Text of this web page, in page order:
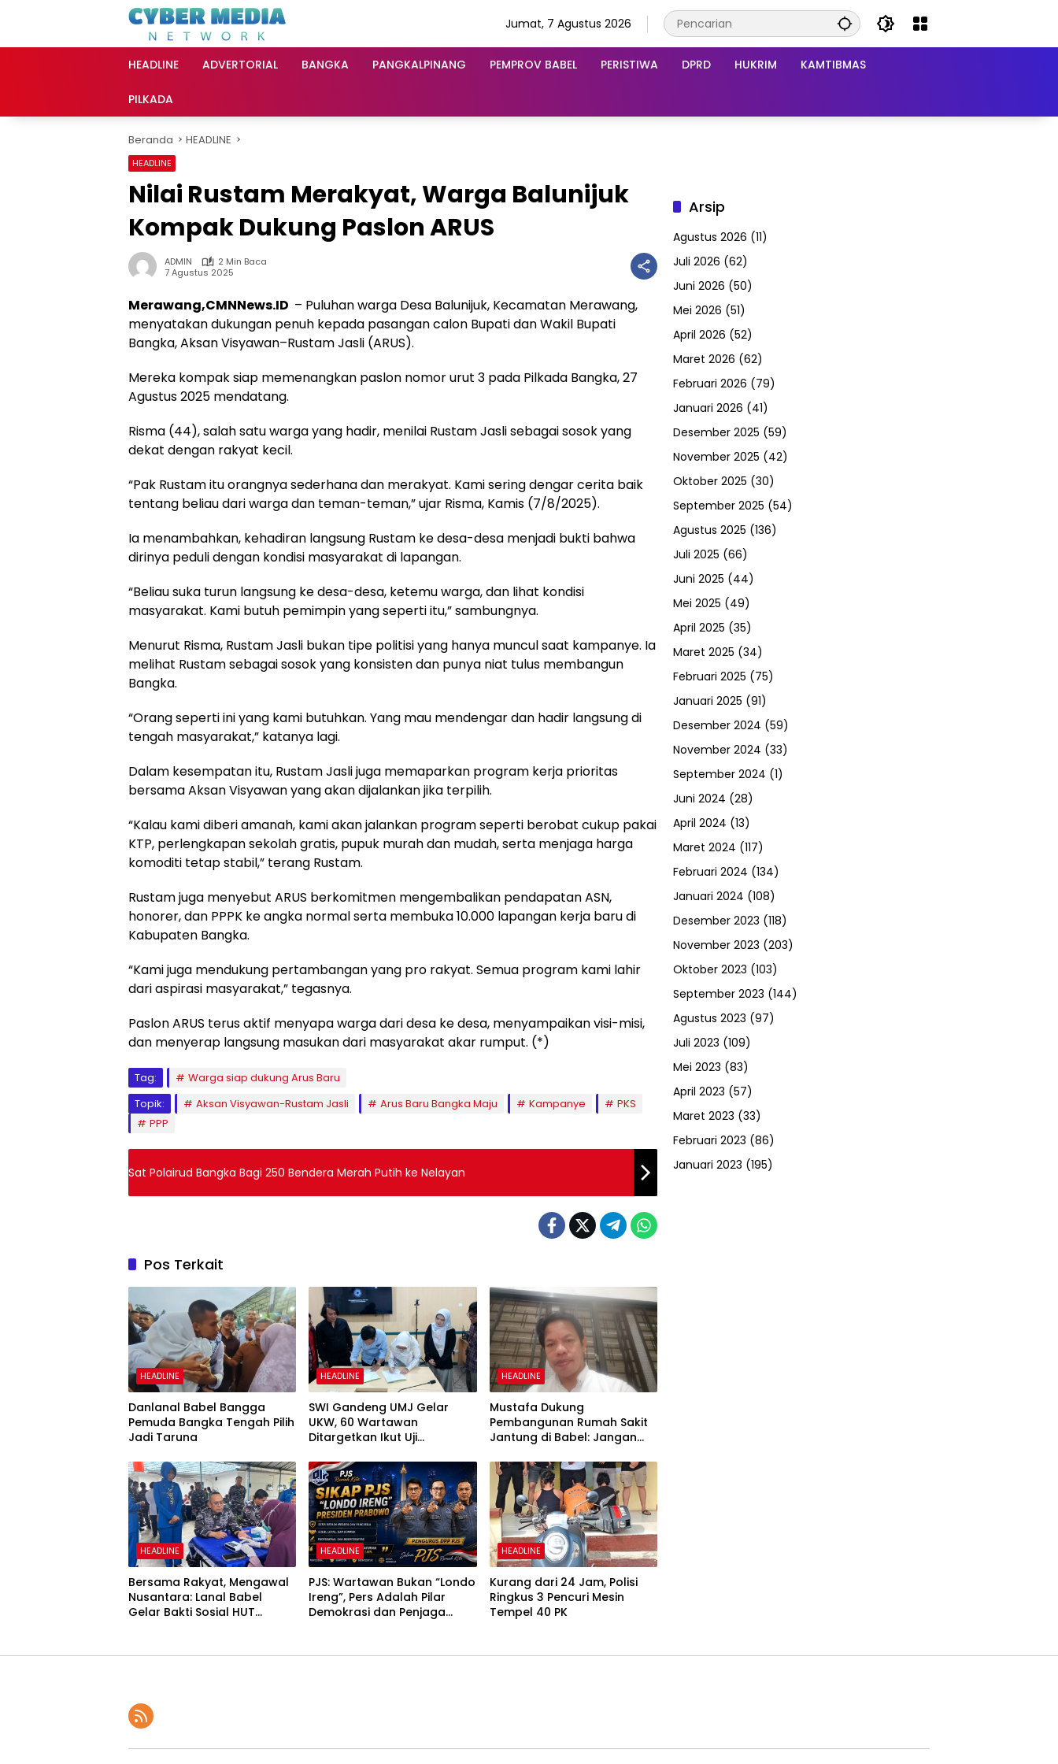
Jumat, 7 Agustus 2026
HEADLINE ADVERTORIAL BANGKA PANGKALPINANG PEMPROV BABEL PERISTIWA DPRD HUKRIM KAMTIBMAS
PILKADA
Beranda HEADLINE
HEADLINE
Nilai Rustam Merakyat, Warga Balunijuk
Kompak Dukung Paslon ARUS
ADMIN
2 Min Baca
7 Agustus 2025
Merawang,CMNNews.ID – Puluhan warga Desa Balunijuk, Kecamatan Merawang,
menyatakan dukungan penuh kepada pasangan calon Bupati dan Wakil Bupati
Bangka, Aksan Visyawan–Rustam Jasli (ARUS).
Mereka kompak siap memenangkan paslon nomor urut 3 pada Pilkada Bangka, 27
Agustus 2025 mendatang.
Risma (44), salah satu warga yang hadir, menilai Rustam Jasli sebagai sosok yang
dekat dengan rakyat kecil.
“Pak Rustam itu orangnya sederhana dan merakyat. Kami sering dengar cerita baik
tentang beliau dari warga dan teman-teman,” ujar Risma, Kamis (7/8/2025).
Ia menambahkan, kehadiran langsung Rustam ke desa-desa menjadi bukti bahwa
dirinya peduli dengan kondisi masyarakat di lapangan.
“Beliau suka turun langsung ke desa-desa, ketemu warga, dan lihat kondisi
masyarakat. Kami butuh pemimpin yang seperti itu,” sambungnya.
Menurut Risma, Rustam Jasli bukan tipe politisi yang hanya muncul saat kampanye. Ia
melihat Rustam sebagai sosok yang konsisten dan punya niat tulus membangun
Bangka.
“Orang seperti ini yang kami butuhkan. Yang mau mendengar dan hadir langsung di
tengah masyarakat,” katanya lagi.
Dalam kesempatan itu, Rustam Jasli juga memaparkan program kerja prioritas
bersama Aksan Visyawan yang akan dijalankan jika terpilih.
“Kalau kami diberi amanah, kami akan jalankan program seperti berobat cukup pakai
KTP, perlengkapan sekolah gratis, pupuk murah dan mudah, serta menjaga harga
komoditi tetap stabil,” terang Rustam.
Rustam juga menyebut ARUS berkomitmen mengembalikan pendapatan ASN,
honorer, dan PPPK ke angka normal serta membuka 10.000 lapangan kerja baru di
Kabupaten Bangka.
“Kami juga mendukung pertambangan yang pro rakyat. Semua program kami lahir
dari aspirasi masyarakat,” tegasnya.
Paslon ARUS terus aktif menyapa warga dari desa ke desa, menyampaikan visi-misi,
dan menyerap langsung masukan dari masyarakat akar rumput. (*)
Tag:
Warga siap dukung Arus Baru
Topik:
Aksan Visyawan-Rustam Jasli Arus Baru Bangka Maju Kampanye
PKS
PPP
Sat Polairud Bangka Bagi 250 Bendera Merah Putih ke Nelayan
Pos Terkait
HEADLINE
Danlanal Babel Bangga
Pemuda Bangka Tengah Pilih
Jadi Taruna
HEADLINE
SWI Gandeng UMJ Gelar
UKW, 60 Wartawan
Ditargetkan Ikut Uji
HEADLINE
Mustafa Dukung
Pembangunan Rumah Sakit
Jantung di Babel: Jangan
Daerah
HEADLINE
Bersama Rakyat, Mengawal
Nusantara: Lanal Babel
Gelar Bakti Sosial HUT
HEADLINE
PJS: Wartawan Bukan “Londo
Ireng”, Pers Adalah Pilar
Demokrasi dan Penjaga
HEADLINE
Kurang dari 24 Jam, Polisi
Ringkus 3 Pencuri Mesin
Tempel 40 PK
Arsip
Agustus 2026 (11)
Juli 2026 (62)
Juni 2026 (50)
Mei 2026 (51)
April 2026 (52)
Maret 2026 (62)
Februari 2026 (79)
Januari 2026 (41)
Desember 2025 (59)
November 2025 (42)
Oktober 2025 (30)
September 2025 (54)
Agustus 2025 (136)
Juli 2025 (66)
Juni 2025 (44)
Mei 2025 (49)
April 2025 (35)
Maret 2025 (34)
Februari 2025 (75)
Januari 2025 (91)
Desember 2024 (59)
November 2024 (33)
September 2024 (1)
Juni 2024 (28)
April 2024 (13)
Maret 2024 (117)
Februari 2024 (134)
Januari 2024 (108)
Desember 2023 (118)
November 2023 (203)
Oktober 2023 (103)
September 2023 (144)
Agustus 2023 (97)
Juli 2023 (109)
Mei 2023 (83)
April 2023 (57)
Maret 2023 (33)
Februari 2023 (86)
Januari 2023 (195)